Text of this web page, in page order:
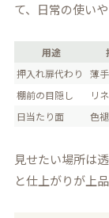
て、日常の使い
用途
押入れ扉代わり
薄
棚前の目隠し
リ
日当たり面
色
見せたい場所は
と仕上がりが上品